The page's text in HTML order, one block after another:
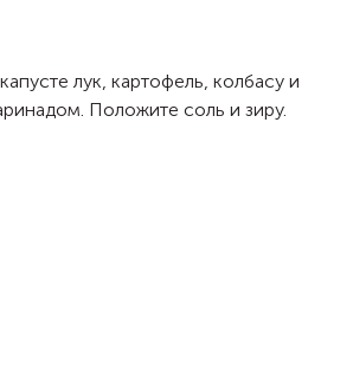
лук, картофель, колбасу и
Положите соль и зиру.